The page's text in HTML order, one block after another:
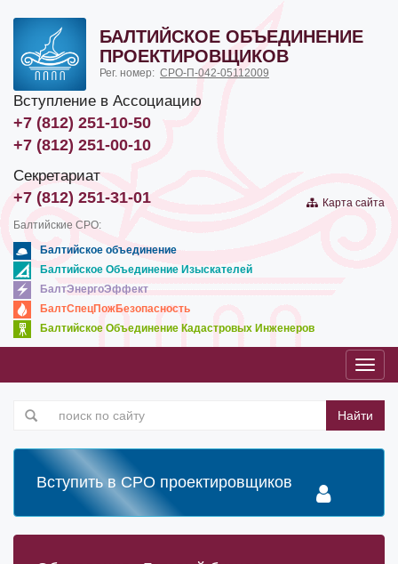
БАЛТИЙСКОЕ ОБЪЕДИНЕНИЕ
ПРОЕКТИРОВЩИКОВ
Рег. номер: СРО-П-042-05112009
Вступление в Ассоциацию
+7 (812) 251-10-50
+7 (812) 251-00-10
Секретариат
+7 (812) 251-31-01
Карта сайта
Балтийские СРО:
Балтийское объединение
Балтийское Объединение Изыскателей
БалтЭнергоЭффект
БалтСпецПожБезопасность
Балтийское Объединение Кадастровых Инженеров
Найти
Вступить в СРО проектировщиков